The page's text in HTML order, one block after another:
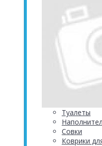
Туалеты
Совки
Коврики